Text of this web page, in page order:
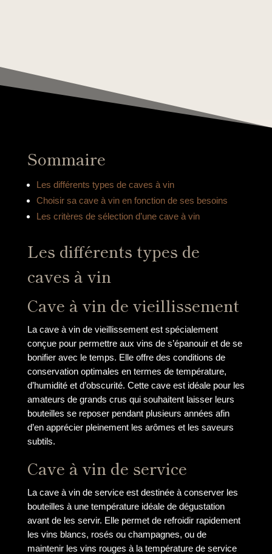
Sommaire
Les différents types de caves à vin
Choisir sa cave à vin en fonction de ses besoins
Les critères de sélection d’une cave à vin
Les différents types de
caves à vin
Cave à vin de vieillissement
La cave à vin de vieillissement est spécialement
conçue pour permettre aux vins de s’épanouir et de se
bonifier avec le temps. Elle offre des conditions de
conservation optimales en termes de température,
d’humidité et d’obscurité. Cette cave est idéale pour les
amateurs de grands crus qui souhaitent laisser leurs
bouteilles se reposer pendant plusieurs années afin
d’en apprécier pleinement les arômes et les saveurs
subtils.
Cave à vin de service
La cave à vin de service est destinée à conserver les
bouteilles à une température idéale de dégustation
avant de les servir. Elle permet de refroidir rapidement
les vins blancs, rosés ou champagnes, ou de
maintenir les vins rouges à la température de service